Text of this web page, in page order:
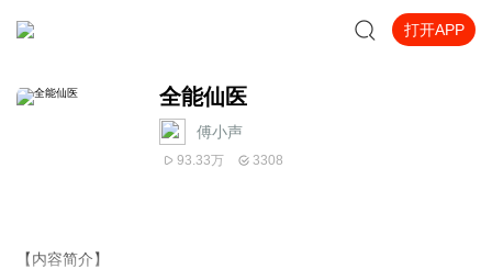
打开APP
全能仙医
傅小声
93.33万 3308
【内容简介】